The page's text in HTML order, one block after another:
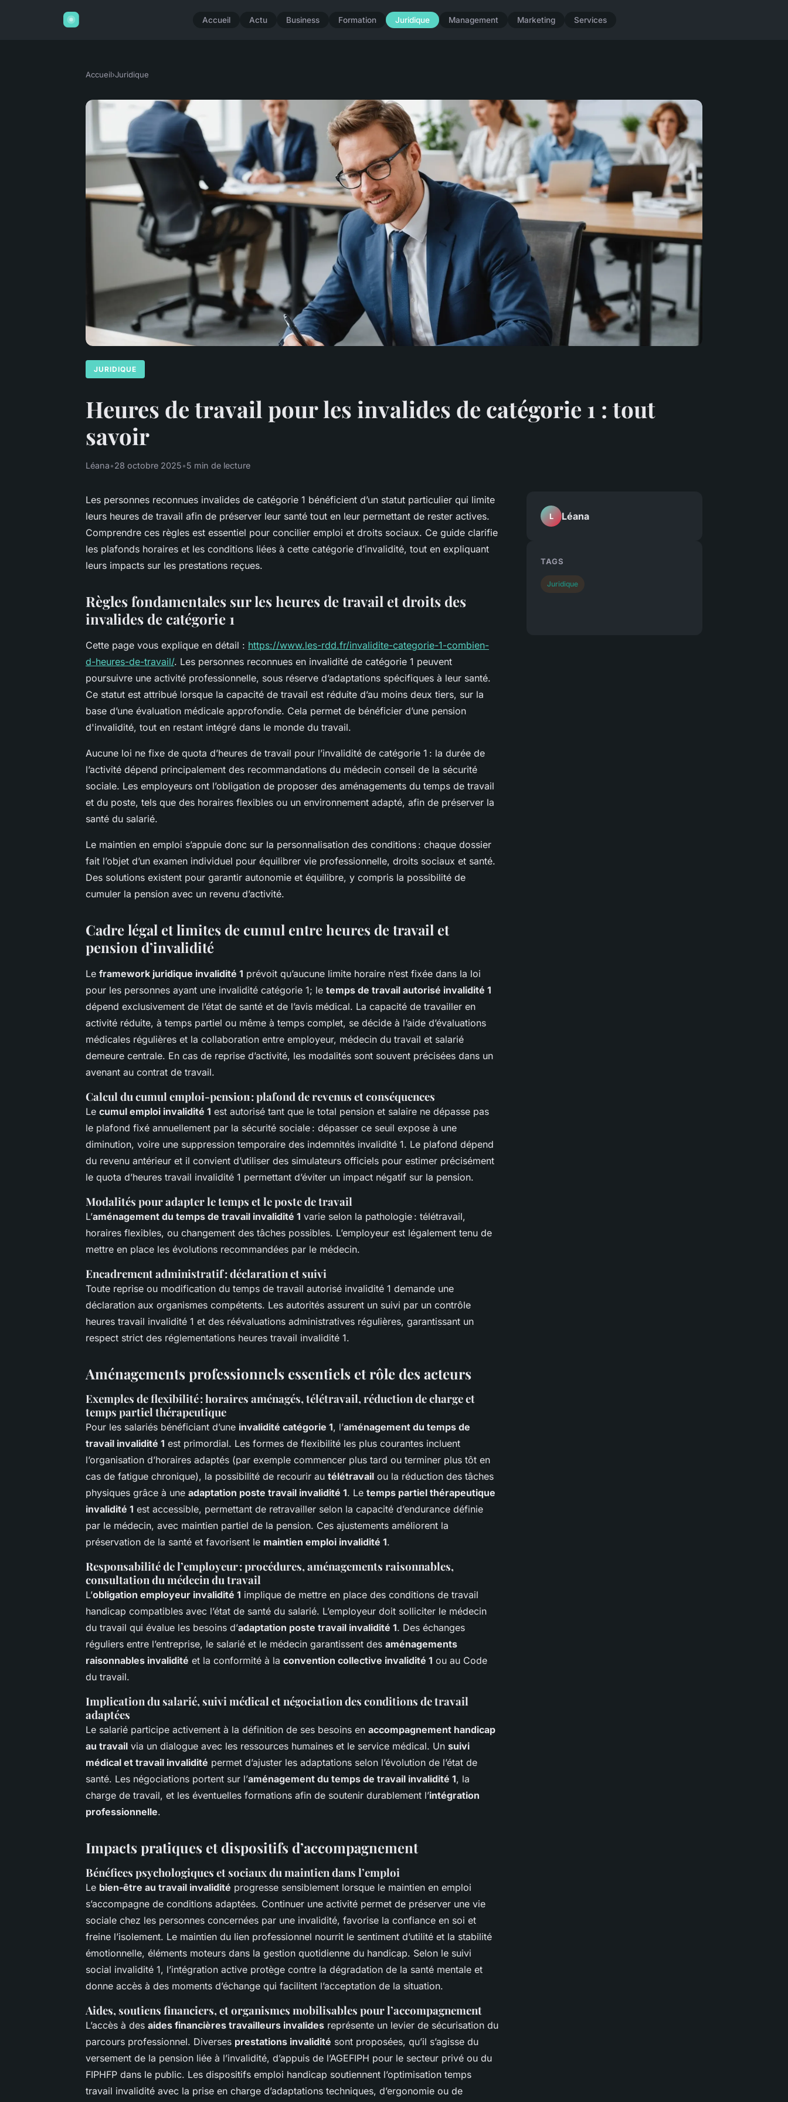
Accueil Actu Business Formation Juridique Management Marketing Services
Accueil›Juridique
JURIDIQUE
Heures de travail pour les invalides de catégorie 1 : tout
savoir
Léana•28 octobre 2025•5 min de lecture
Les personnes reconnues invalides de catégorie 1 bénéficient d’un statut particulier qui limite
leurs heures de travail afin de préserver leur santé tout en leur permettant de rester actives.
Comprendre ces règles est essentiel pour concilier emploi et droits sociaux. Ce guide clarifie
les plafonds horaires et les conditions liées à cette catégorie d’invalidité, tout en expliquant
leurs impacts sur les prestations reçues.
Règles fondamentales sur les heures de travail et droits des
invalides de catégorie 1
Cette page vous explique en détail : https://www.les-rdd.fr/invalidite-categorie-1-combien-
d-heures-de-travail/. Les personnes reconnues en invalidité de catégorie 1 peuvent
poursuivre une activité professionnelle, sous réserve d’adaptations spécifiques à leur santé.
Ce statut est attribué lorsque la capacité de travail est réduite d’au moins deux tiers, sur la
base d’une évaluation médicale approfondie. Cela permet de bénéficier d’une pension
d'invalidité, tout en restant intégré dans le monde du travail.
Aucune loi ne fixe de quota d’heures de travail pour l’invalidité de catégorie 1 : la durée de
l’activité dépend principalement des recommandations du médecin conseil de la sécurité
sociale. Les employeurs ont l’obligation de proposer des aménagements du temps de travail
et du poste, tels que des horaires flexibles ou un environnement adapté, afin de préserver la
santé du salarié.
Le maintien en emploi s’appuie donc sur la personnalisation des conditions : chaque dossier
fait l’objet d’un examen individuel pour équilibrer vie professionnelle, droits sociaux et santé.
Des solutions existent pour garantir autonomie et équilibre, y compris la possibilité de
cumuler la pension avec un revenu d’activité.
Cadre légal et limites de cumul entre heures de travail et
pension d’invalidité
Le framework juridique invalidité 1 prévoit qu’aucune limite horaire n’est fixée dans la loi
pour les personnes ayant une invalidité catégorie 1; le temps de travail autorisé invalidité 1
dépend exclusivement de l’état de santé et de l’avis médical. La capacité de travailler en
activité réduite, à temps partiel ou même à temps complet, se décide à l’aide d’évaluations
médicales régulières et la collaboration entre employeur, médecin du travail et salarié
demeure centrale. En cas de reprise d’activité, les modalités sont souvent précisées dans un
avenant au contrat de travail.
Calcul du cumul emploi-pension : plafond de revenus et conséquences
Le cumul emploi invalidité 1 est autorisé tant que le total pension et salaire ne dépasse pas
le plafond fixé annuellement par la sécurité sociale : dépasser ce seuil expose à une
diminution, voire une suppression temporaire des indemnités invalidité 1. Le plafond dépend
du revenu antérieur et il convient d’utiliser des simulateurs officiels pour estimer précisément
le quota d’heures travail invalidité 1 permettant d’éviter un impact négatif sur la pension.
Modalités pour adapter le temps et le poste de travail
L’aménagement du temps de travail invalidité 1 varie selon la pathologie : télétravail,
horaires flexibles, ou changement des tâches possibles. L’employeur est légalement tenu de
mettre en place les évolutions recommandées par le médecin.
Encadrement administratif : déclaration et suivi
Toute reprise ou modification du temps de travail autorisé invalidité 1 demande une
déclaration aux organismes compétents. Les autorités assurent un suivi par un contrôle
heures travail invalidité 1 et des réévaluations administratives régulières, garantissant un
respect strict des réglementations heures travail invalidité 1.
Aménagements professionnels essentiels et rôle des acteurs
Exemples de flexibilité : horaires aménagés, télétravail, réduction de charge et
temps partiel thérapeutique
Pour les salariés bénéficiant d’une invalidité catégorie 1, l’aménagement du temps de
travail invalidité 1 est primordial. Les formes de flexibilité les plus courantes incluent
l’organisation d’horaires adaptés (par exemple commencer plus tard ou terminer plus tôt en
cas de fatigue chronique), la possibilité de recourir au télétravail ou la réduction des tâches
physiques grâce à une adaptation poste travail invalidité 1. Le temps partiel thérapeutique
invalidité 1 est accessible, permettant de retravailler selon la capacité d’endurance définie
par le médecin, avec maintien partiel de la pension. Ces ajustements améliorent la
préservation de la santé et favorisent le maintien emploi invalidité 1.
Responsabilité de l’employeur : procédures, aménagements raisonnables,
consultation du médecin du travail
L’obligation employeur invalidité 1 implique de mettre en place des conditions de travail
handicap compatibles avec l’état de santé du salarié. L’employeur doit solliciter le médecin
du travail qui évalue les besoins d’adaptation poste travail invalidité 1. Des échanges
réguliers entre l’entreprise, le salarié et le médecin garantissent des aménagements
raisonnables invalidité et la conformité à la convention collective invalidité 1 ou au Code
du travail.
Implication du salarié, suivi médical et négociation des conditions de travail
adaptées
Le salarié participe activement à la définition de ses besoins en accompagnement handicap
au travail via un dialogue avec les ressources humaines et le service médical. Un suivi
médical et travail invalidité permet d’ajuster les adaptations selon l’évolution de l’état de
santé. Les négociations portent sur l’aménagement du temps de travail invalidité 1, la
charge de travail, et les éventuelles formations afin de soutenir durablement l’intégration
professionnelle.
Impacts pratiques et dispositifs d’accompagnement
Bénéfices psychologiques et sociaux du maintien dans l’emploi
Le bien-être au travail invalidité progresse sensiblement lorsque le maintien en emploi
s’accompagne de conditions adaptées. Continuer une activité permet de préserver une vie
sociale chez les personnes concernées par une invalidité, favorise la confiance en soi et
freine l’isolement. Le maintien du lien professionnel nourrit le sentiment d’utilité et la stabilité
émotionnelle, éléments moteurs dans la gestion quotidienne du handicap. Selon le suivi
social invalidité 1, l’intégration active protège contre la dégradation de la santé mentale et
donne accès à des moments d’échange qui facilitent l’acceptation de la situation.
Aides, soutiens financiers, et organismes mobilisables pour l’accompagnement
L’accès à des aides financières travailleurs invalides représente un levier de sécurisation du
parcours professionnel. Diverses prestations invalidité sont proposées, qu’il s’agisse du
versement de la pension liée à l’invalidité, d’appuis de l’AGEFIPH pour le secteur privé ou du
FIPHFP dans le public. Les dispositifs emploi handicap soutiennent l’optimisation temps
travail invalidité avec la prise en charge d’adaptations techniques, d’ergonomie ou de
L Léana
TAGS
Juridique